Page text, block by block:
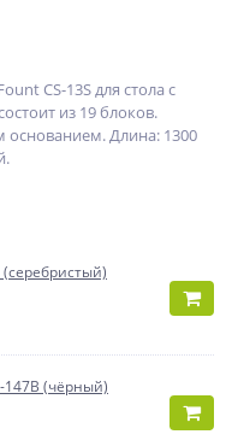
CS-13S для стола с
из 19 блоков.
основанием. Длина: 1300
(серебристый)
147B (чёрный)